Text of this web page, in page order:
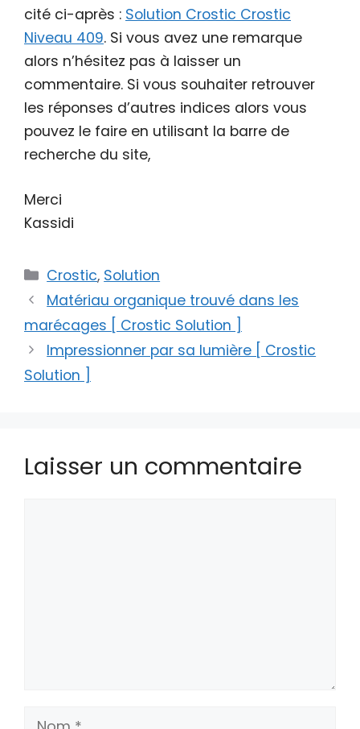
cité ci-après : Solution Crostic Crostic
Niveau 409. Si vous avez une remarque
alors n’hésitez pas à laisser un
commentaire. Si vous souhaiter retrouver
les réponses d’autres indices alors vous
pouvez le faire en utilisant la barre de
recherche du site,
Merci
Kassidi
Catégories
Crostic, Solution
Matériau organique trouvé dans les
marécages [ Crostic Solution ]
Impressionner par sa lumière [ Crostic
Solution ]
Laisser un commentaire
Nom